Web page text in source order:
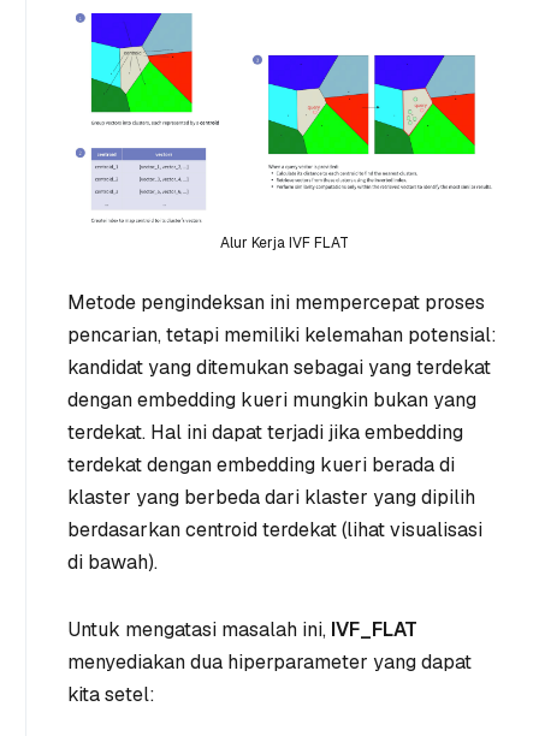
Alur Kerja IVF FLAT
Metode pengindeksan ini mempercepat proses
pencarian, tetapi memiliki kelemahan potensial:
kandidat yang ditemukan sebagai yang terdekat
dengan embedding kueri mungkin bukan yang
terdekat. Hal ini dapat terjadi jika embedding
terdekat dengan embedding kueri berada di
klaster yang berbeda dari klaster yang dipilih
berdasarkan centroid terdekat (lihat visualisasi
di bawah).
Untuk mengatasi masalah ini, IVF_FLAT
menyediakan dua hiperparameter yang dapat
kita setel: